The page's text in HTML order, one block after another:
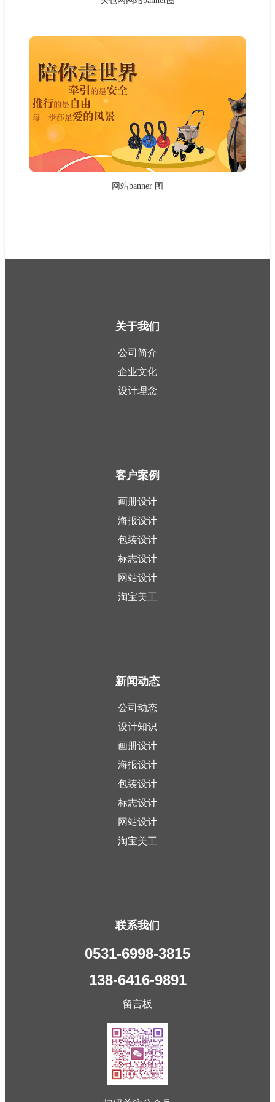
网站banner 图
关于我们
公司简介
企业文化
设计理念
客户案例
画册设计
海报设计
包装设计
标志设计
网站设计
淘宝美工
新闻动态
公司动态
设计知识
画册设计
海报设计
包装设计
标志设计
网站设计
淘宝美工
联系我们
0531-6998-3815
138-6416-9891
留言板